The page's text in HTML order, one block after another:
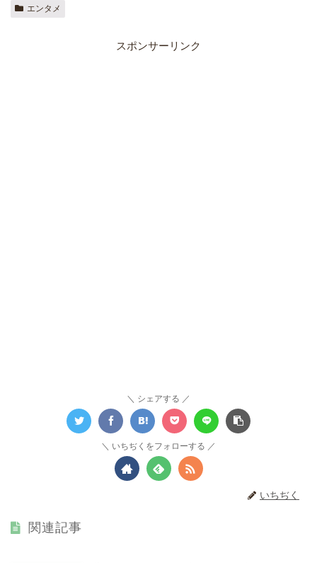
エンタメ
スポンサーリンク
シェアする
いちぢくをフォローする
いちぢく
関連記事